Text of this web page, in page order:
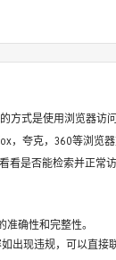
式是使用浏览器访
，夸克，360等浏览器
是否能检索并正常访
确性和完整性。
出现违规，可以直